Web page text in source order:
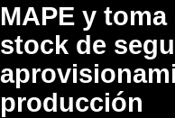
MAPE y
stock de
producción